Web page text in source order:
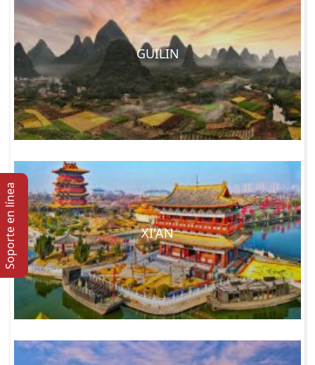
GUILIN
XI'AN
Soporte en lí­nea